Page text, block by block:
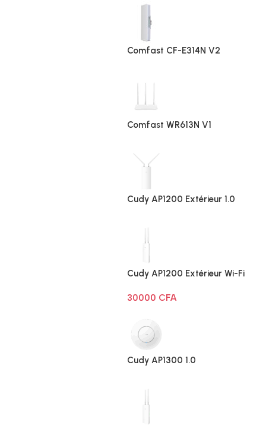
Comfast CF-E314N V2
Comfast WR613N V1
Cudy AP1200 Extérieur 1.0
Cudy AP1200 Extérieur Wi-Fi
30000 CFA
Cudy AP1300 1.0